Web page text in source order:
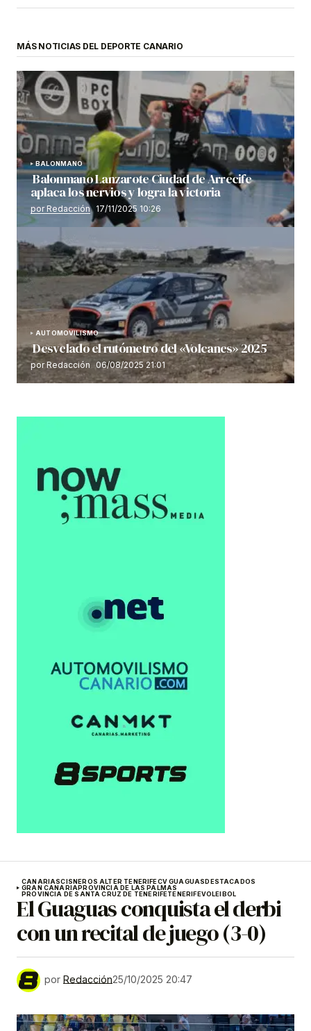
MÁS NOTICIAS DEL DEPORTE CANARIO
BALONMANO
Balonmano Lanzarote Ciudad de Arrecife
aplaca los nervios y logra la victoria
por Redacción 17/11/2025 10:26
AUTOMOVILISMO
Desvelado el rutómetro del «Volcanes» 2025
por Redacción 06/08/2025 21:01
CANARIASCISNEROS ALTER TENERIFECV GUAGUASDESTACADOS
GRAN CANARIAPROVINCIA DE LAS PALMAS
PROVINCIA DE SANTA CRUZ DE TENERIFETENERIFEVOLEIBOL
El Guaguas conquista el derbi
con un recital de juego (3-0)
por Redacción25/10/2025 20:47